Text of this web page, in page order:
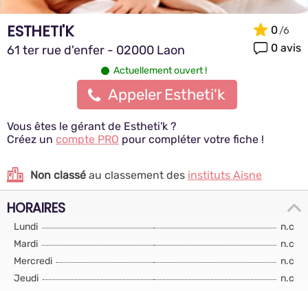
ESTHETI'K
61 ter rue d'enfer - 02000 Laon
0
0 avis
Actuellement ouvert !
Appeler Estheti'k
Vous êtes le gérant de Estheti'k ?
Créez un compte PRO pour compléter votre fiche !
Non classé au classement des instituts Aisne
HORAIRES
Lundi
n.c
Mardi
n.c
Mercredi
n.c
Jeudi
n.c